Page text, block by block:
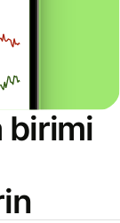
birimi